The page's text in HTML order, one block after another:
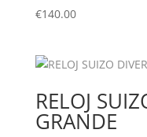
€140.00
RELOJ
GRANDE